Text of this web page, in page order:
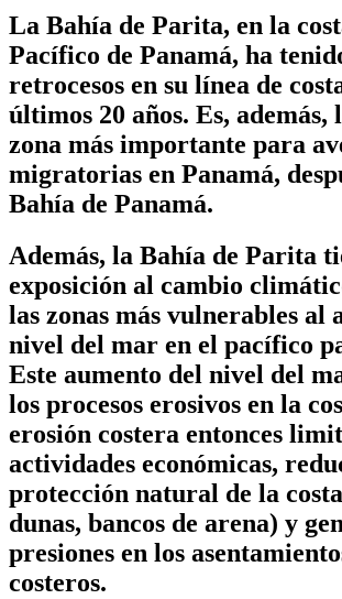
La Bahía de Parita, en la
Pacífico de Panamá, ha
retrocesos en su línea de
últimos 20 años. Es, además,
zona más importante para
migratorias en Panamá,
Bahía de Panamá.
Además, la Bahía de Parita
exposición al cambio
las zonas más vulnerables al
nivel del mar en el pacífico
Este aumento del nivel del
los procesos erosivos en la
erosión costera entonces
actividades económicas,
protección natural de la
dunas, bancos de arena) y
presiones en los
costeros.